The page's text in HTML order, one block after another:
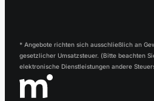
* Angebote richten sich ausschließlich an
gesetzlicher Umsatzsteuer. (Bitte beachten
elektronische Dienstleistungen andere